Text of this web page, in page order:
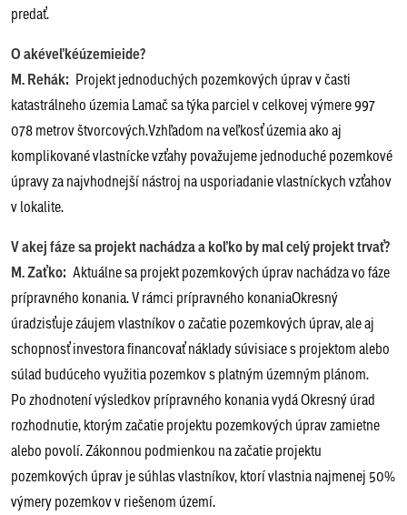
predať.
O akéveľkéúzemieide?
M. Rehák: Projekt jednoduchých pozemkových úprav v časti
katastrálneho územia Lamač sa týka parciel v celkovej výmere 997
078 metrov štvorcových.Vzhľadom na veľkosť územia ako aj
komplikované vlastnícke vzťahy považujeme jednoduché pozemkové
úpravy za najvhodnejší nástroj na usporiadanie vlastníckych vzťahov
v lokalite.
V akej fáze sa projekt nachádza a koľko by mal celý projekt trvať?
M. Zaťko: Aktuálne sa projekt pozemkových úprav nachádza vo fáze
prípravného konania. V rámci prípravného konaniaOkresný
úradzisťuje záujem vlastníkov o začatie pozemkových úprav, ale aj
schopnosť investora financovať náklady súvisiace s projektom alebo
súlad budúceho využitia pozemkov s platným územným plánom.
Po zhodnotení výsledkov prípravného konania vydá Okresný úrad
rozhodnutie, ktorým začatie projektu pozemkových úprav zamietne
alebo povolí. Zákonnou podmienkou na začatie projektu
pozemkových úprav je súhlas vlastníkov, ktorí vlastnia najmenej 50%
výmery pozemkov v riešenom území.